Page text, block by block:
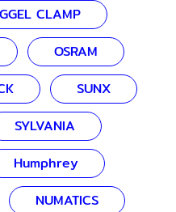
CLAMP
OSRAM
SUNX
SYLVANIA
Humphrey
NUMATICS